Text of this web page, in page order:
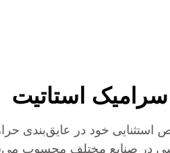
استاتیت
خود در عایق‌بندی
در صنایع مختلف محسوب